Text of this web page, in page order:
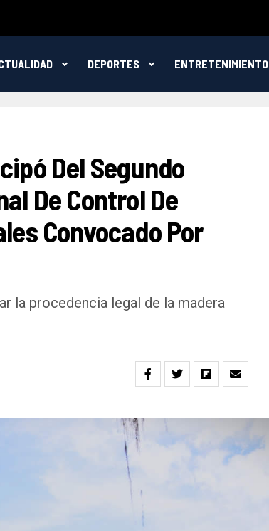
DEPORTES ENTRETENIMIENTO
Del Segundo
De Control De
Convocado Por
la procedencia legal de la madera